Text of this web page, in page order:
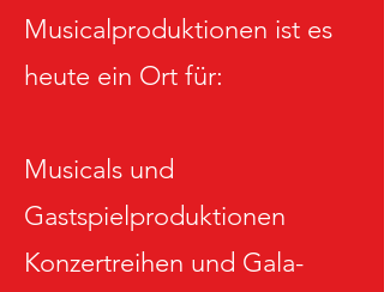
Musicalproduktionen ist es
heute ein Ort für:
Musicals und
Gastspielproduktionen
Konzertreihen und Gala-